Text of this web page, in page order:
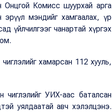
Онцгой Комисс шуурхай арга
мэндийг хамгаалах, үр
үйлчилгээг чанартай хүргэх
хамарсан 112 хууль,
УИХ-аас баталсан
уялдаатай авч хэлэлцэнэ.